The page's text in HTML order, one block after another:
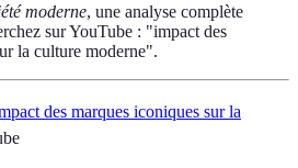
moderne, une analyse complète
sur YouTube : "impact des
la culture moderne".
des marques iconiques sur la